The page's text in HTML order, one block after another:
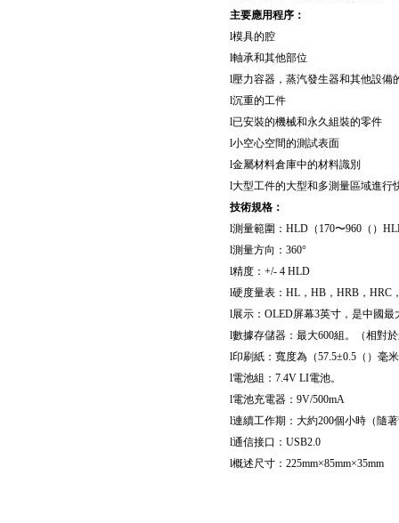
主要應用程序 ：
l模具的腔
l軸承和其他部位
l壓力容器，蒸汽發生器和其他設備
l沉重的工件
l已安裝的機械和永久組裝的零件
l小空心空間的測試表面
l金屬材料倉庫中的材料識別
l大型工件的大型和多測量區域進行
技術規格 ：
l測量範圍 ： HLD （ 170〜960 （）
l測量方向 ： 360°
l精度：+/- 4 HLD
l硬度量表 ： HL ， HB ， HRB ， HRC
l展示 ： OLED屏幕3英寸，是中國最
l數據存儲器 ： 最大600組。 （相對
l印刷紙：寬度為 （57.5±0.5 （） 毫
l電池組：7.4V LI電池。
l電池充電器：9V/500mA
l連續工作期 ： 大約200個小時 （隨
l通信接口 ： USB2.0
l概述尺寸 ： 225mm×85mm×35mm